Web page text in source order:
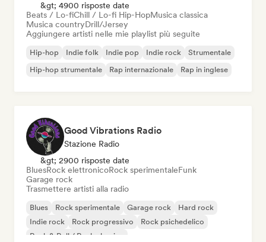
&gt; 4900 risposte date
Beats / Lo-fiChill / Lo-fi Hip-HopMusica classica
Musica countryDrill/Jersey
Aggiungere artisti nelle mie playlist più seguite
Hip-hop Indie folk Indie pop Indie rock
Strumentale
Hip-hop strumentale
Rap internazionale Rap in inglese
Good Vibrations Radio
Stazione Radio
&gt; 2900 risposte date
BluesRock elettronicoRock sperimentaleFunk
Garage rock
Trasmettere artisti alla radio
Blues Rock sperimentale Garage rock
Hard rock
Indie rock
Rock progressivo
Rock psichedelico
Rock & Roll / Rock classico